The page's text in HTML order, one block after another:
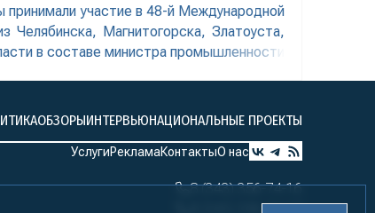
принимали участие в 48-й Международной
Челябинска, Магнитогорска, Златоуста,
в составе министра промышленности
ОБЗОРЫИНТЕРВЬЮНАЦИОНАЛЬНЫЕ ПРОЕКТЫ
УслугиРекламаКонтактыО нас
8 (343) 356-74-16
8 (343) 356-74-17